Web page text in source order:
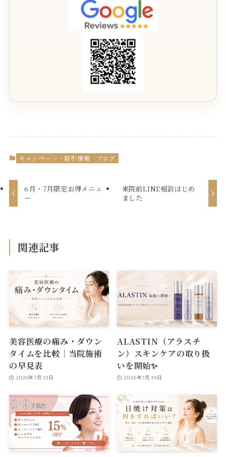
キャンペーン・割引情報 ブログ
6月・7月限定お得メニュ
ー
来院前LINE相談はじめ
ました
関連記事
美容医療の痛み・ダウン
タイムを比較｜当院施術
の早見表
2026年7月31日
ALASTIN（アラスチ
ン）スキンケアの取り扱
いを開始✨
2026年7月30日